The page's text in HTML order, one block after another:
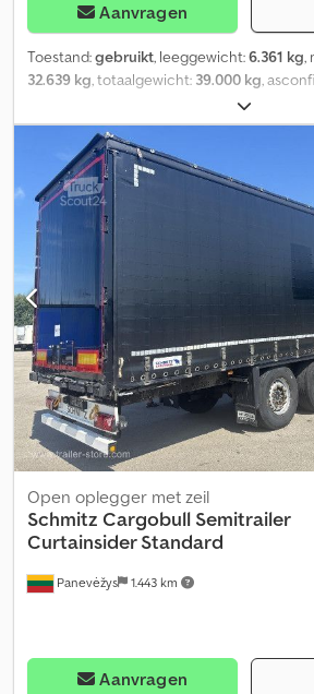
Aanvragen
Toestand:gebruikt, leeggewicht:6.361 kg,
32.639 kg, totaalgewicht: 39.000 kg,
, laadruimte
laadruimtebreedte:2.480 mm,
laadruimte inhoud:91 m³
R22,5, wielbasis:7.700 mm, Bouwjaar:
Leeggewicht: 6361 kg, Toelaatbaar totaal
EN 12642 (XL-code) certificering,
x 2.480 mm x 2.700 mm, Bandenmaat: 385/65
Laadruimtevolume: 91 m³, As 1: , As 2: , As 3: ,
Onderrijbeveiliging, Elektronisch
Reservewielhouder (2x), Sorteerogen voor
geschroefd, Schuifdak, 1x 15-polige en 2x
Spatbord, Hefdak (handmatig). Crodpfx
Panevėžys 1.443 km
Open oplegger met zeil
Schmitz Cargobull Semitrailer
Curtainsider Standard
Aanvragen